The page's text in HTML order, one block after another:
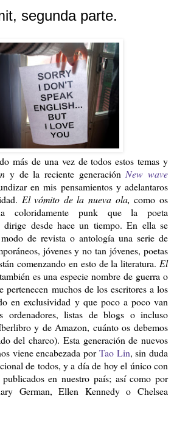
segunda parte.
más de una vez de todos estos temas y
y de la reciente generación New wave
en mis pensamientos y adelantaros
El vómito de la nueva ola, como os
coloridamente punk que la poeta
dirige desde hace un tiempo. En ella se
de revista o antología una serie de
jóvenes y no tan jóvenes, poetas
comenzando en esto de la literatura. El
es una especie nombre de guerra o
pertenecen muchos de los escritores a los
en exclusividad y que poco a poco van
ordenadores, listas de blogs o incluso
y de Amazon, cuánto os debemos
del charco). Esta generación de nuevos
viene encabezada porTao Lin, sin duda
de todos, y a día de hoy el único con
en nuestro país; así como por
German, Ellen Kennedy o Chelsea